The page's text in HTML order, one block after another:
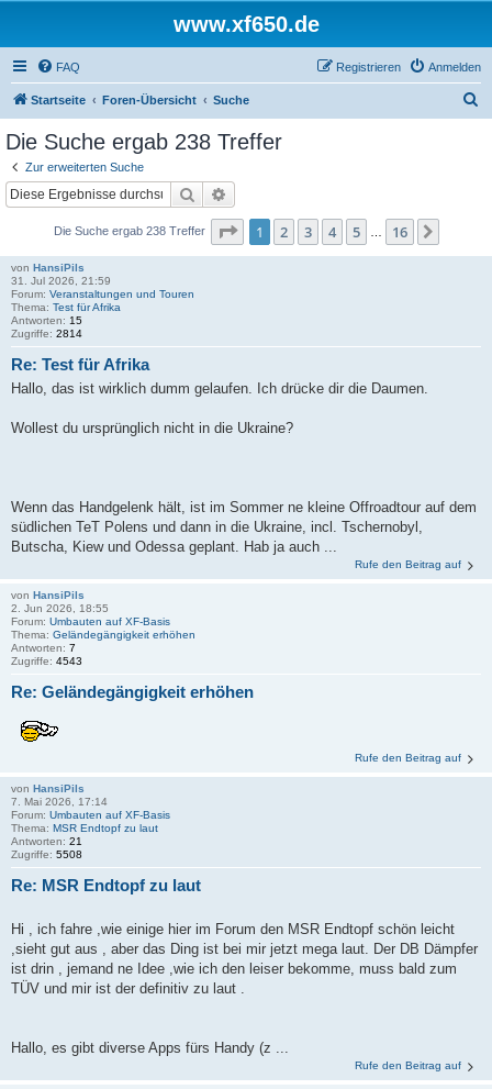
www.xf650.de
FAQ Anmelden
Registrieren
Startseite Foren-Übersicht Suche
Die Suche ergab 238 Treffer
Zur erweiterten Suche
Suche
Die Suche ergab 238 Treffer Seite 1von 16
1 2 3 4 5 16
von HansiPils
31. Jul 2026, 21:59
Forum: Veranstaltungen und Touren
Thema: Test für Afrika
Antworten: 15
Zugriffe: 2814
Re: Test für Afrika
Hallo, das ist wirklich dumm gelaufen. Ich drücke dir die Daumen.
Wollest du ursprünglich nicht in die Ukraine?
Wenn das Handgelenk hält, ist im Sommer ne kleine Offroadtour auf dem
südlichen TeT Polens und dann in die Ukraine, incl. Tschernobyl,
Butscha, Kiew und Odessa geplant. Hab ja auch ...
Rufe den Beitrag auf
von HansiPils
2. Jun 2026, 18:55
Forum: Umbauten auf XF-Basis
Thema: Geländegängigkeit erhöhen
Antworten: 7
Zugriffe: 4543
Re: Geländegängigkeit erhöhen
Rufe den Beitrag auf
von HansiPils
7. Mai 2026, 17:14
Forum: Umbauten auf XF-Basis
Thema: MSR Endtopf zu laut
Antworten: 21
Zugriffe: 5508
Re: MSR Endtopf zu laut
Hi , ich fahre ,wie einige hier im Forum den MSR Endtopf schön leicht
,sieht gut aus , aber das Ding ist bei mir jetzt mega laut. Der DB Dämpfer
ist drin , jemand ne Idee ,wie ich den leiser bekomme, muss bald zum
TÜV und mir ist der definitiv zu laut .
Hallo, es gibt diverse Apps fürs Handy (z ...
Rufe den Beitrag auf